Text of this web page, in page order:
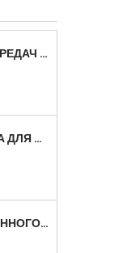
КОРОБКА ПЕРЕДАЧ НА ДЛЯ АВТОМОБИЛЯ ГАЗЕЛЬ 3302 АРТИКУЛ 3302-1700010 (УСИЛЕННАЯ)
РЕДУКТОР НА ДЛЯ АВТОМОБИЛЯ ГАЗЕЛЬ СКОРОСТНОЙ 12Х43 ЗУБ
ШРУС КАРДАННОГО ВАЛА СОБОЛЬ ДЛЯ АВТОМОБИЛЯ ГАЗЕЛЬ 4Х4